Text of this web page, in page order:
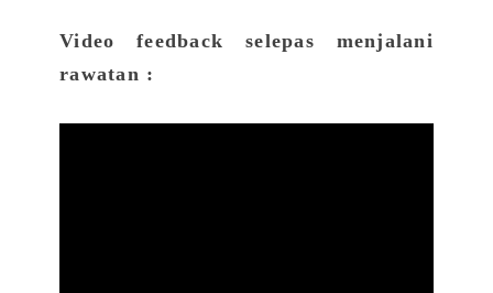
Video feedback selepas menjalani
rawatan :